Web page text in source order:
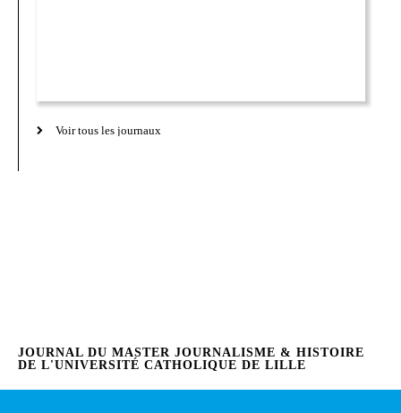
Voir tous les journaux
JOURNAL DU MASTER JOURNALISME & HISTOIRE
DE L'UNIVERSITÉ CATHOLIQUE DE LILLE